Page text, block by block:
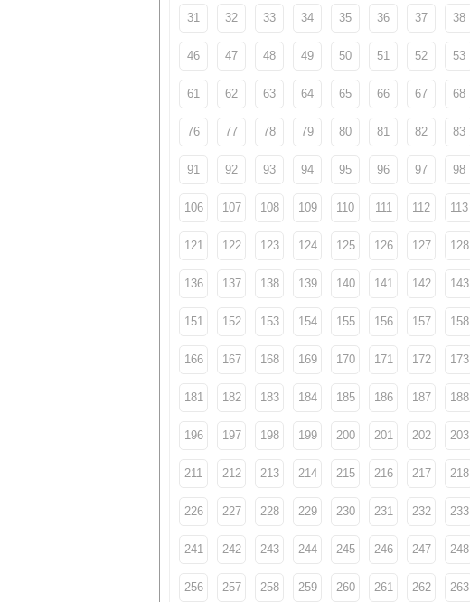
31 32 33 34 35 36 37 38
46 47 48 49 50 51 52 53
61 62 63 64 65 66 67 68
76 77 78 79 80 81 82 83
91 92 93 94 95 96 97 98
106 107 108 109 110 111 112 113
121 122 123 124 125 126 127 128
136 137 138 139 140 141 142 143
151 152 153 154 155 156 157 158
166 167 168 169 170 171 172 173
181 182 183 184 185 186 187 188
196 197 198 199 200 201 202 203
211 212 213 214 215 216 217 218
226 227 228 229 230 231 232 233
241 242 243 244 245 246 247 248
256 257 258 259 260 261 262 263